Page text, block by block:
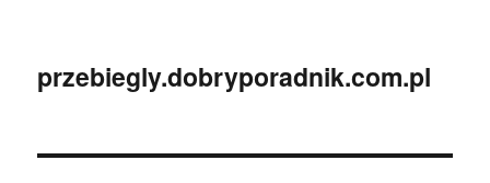
przebiegly.dobryporadnik.com.pl